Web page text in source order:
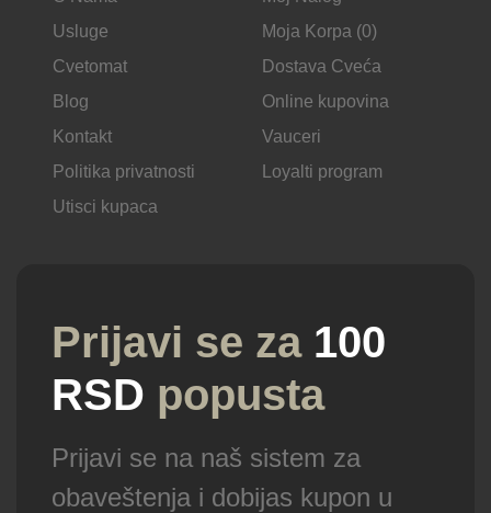
Usluge
Cvetomat
Blog
Kontakt
Politika privatnosti
Utisci kupaca
Moja Korpa (0)
Dostava Cveća
Online kupovina
Vauceri
Loyalti program
Prijavi se za 100
RSD popusta
Prijavi se na naš sistem za
obaveštenja i dobijas kupon u